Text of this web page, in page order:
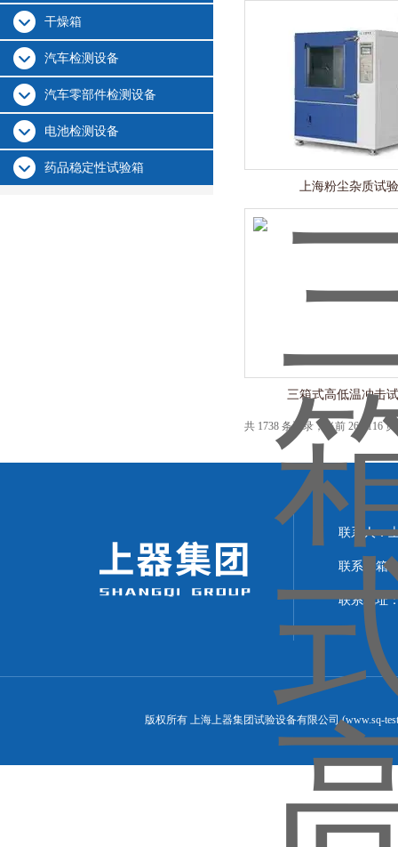
干燥箱
汽车检测设备
汽车零部件检测设备
电池检测设备
药品稳定性试验箱
上海粉尘杂质试
三箱式高低温冲击
共 1738 条记录，当前 26 / 116
联系人：
联系邮箱
联系地址
版权所有 上海上器集团试验设备有限公司 (www.sq-